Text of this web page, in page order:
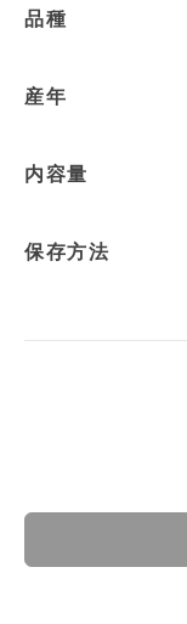
品種
産年
内容量
保存方法